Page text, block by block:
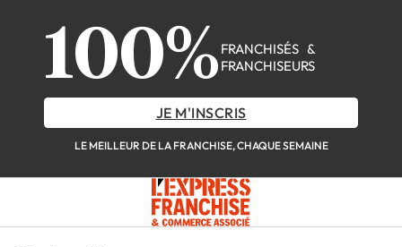
100% FRANCHISÉS &
FRANCHISEURS
JE M'INSCRIS
LE MEILLEUR DE LA FRANCHISE, CHAQUE SEMAINE